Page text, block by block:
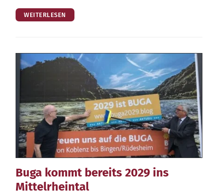
WEITERLESEN
Buga kommt bereits 2029 ins
Mittelrheintal